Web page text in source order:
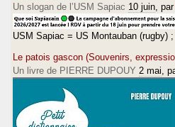
Un slogan de l’USM Sapiac 10 juin , par
USM Sapiac = US Montauban
Le patois gascon (Souvenirs,
Un livre de PIERRE DUPOUY 2 mai ,